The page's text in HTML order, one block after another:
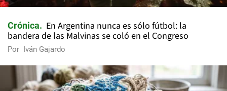
Crónica
En Argentina nunca es sólo fútbol: la
bandera de las Malvinas se coló en el Congreso
Por Iván Gajardo